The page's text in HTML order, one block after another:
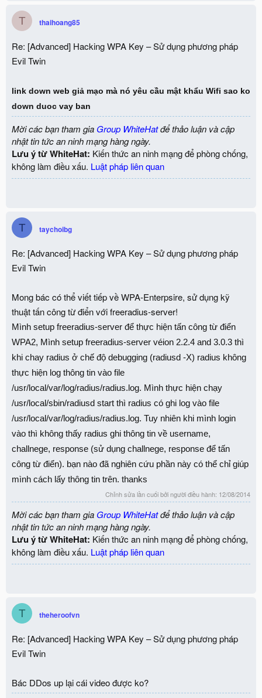
T thaihoang85
Re: [Advanced] Hacking WPA Key – Sử dụng phương pháp
Evil Twin
link down web giả mạo mà nó yêu cầu mật khẩu Wifi sao ko
down duoc vay ban
Mời các bạn tham gia Group WhiteHatđể thảo luận và cập
nhật tin tức an ninh mạng hàng ngày.
Lưu ý từ WhiteHat: Kiến thức an ninh mạng để phòng chống,
không làm điều xấu. Luật pháp liên quan
T taychoibg
Re: [Advanced] Hacking WPA Key – Sử dụng phương pháp
Evil Twin
Mong bác có thể viết tiếp về WPA-Enterpsire, sử dụng kỹ
thuật tấn công từ điển với freeradius-server!
Mình setup freeradius-server để thực hiện tấn công từ điển
WPA2, Mình setup freeradius-server véion 2.2.4 and 3.0.3 thì
khi chay radius ở chế độ debugging (radiusd -X) radius không
thực hiện log thông tin vào file
/usr/local/var/log/radius/radius.log. Mình thực hiện chạy
/usr/local/sbin/radiusd start thì radius có ghi log vào file
/usr/local/var/log/radius/radius.log. Tuy nhiên khi mình login
vào thì không thấy radius ghi thông tin về username,
challnege, response (sử dụng challnege, response để tấn
công từ điển). bạn nào đã nghiên cứu phần này có thể chỉ giúp
mình cách lấy thông tin trên. thanks
Chỉnh sửa lần cuối bởi người điều hành: 12/08/2014
Mời các bạn tham gia Group WhiteHatđể thảo luận và cập
nhật tin tức an ninh mạng hàng ngày.
Lưu ý từ WhiteHat: Kiến thức an ninh mạng để phòng chống,
không làm điều xấu. Luật pháp liên quan
T theheroofvn
Re: [Advanced] Hacking WPA Key – Sử dụng phương pháp
Evil Twin
Bác DDos up lại cái video được ko?